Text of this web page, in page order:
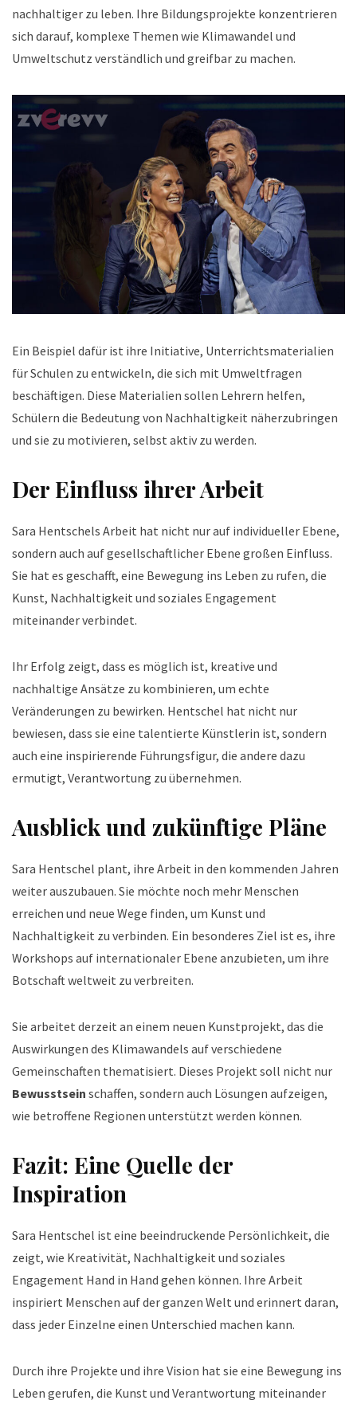
nachhaltiger zu leben. Ihre Bildungsprojekte konzentrieren
sich darauf, komplexe Themen wie Klimawandel und
Umweltschutz verständlich und greifbar zu machen.
Ein Beispiel dafür ist ihre Initiative, Unterrichtsmaterialien
für Schulen zu entwickeln, die sich mit Umweltfragen
beschäftigen. Diese Materialien sollen Lehrern helfen,
Schülern die Bedeutung von Nachhaltigkeit näherzubringen
und sie zu motivieren, selbst aktiv zu werden.
Der Einfluss ihrer Arbeit
Sara Hentschels Arbeit hat nicht nur auf individueller Ebene,
sondern auch auf gesellschaftlicher Ebene großen Einfluss.
Sie hat es geschafft, eine Bewegung ins Leben zu rufen, die
Kunst, Nachhaltigkeit und soziales Engagement
miteinander verbindet.
Ihr Erfolg zeigt, dass es möglich ist, kreative und
nachhaltige Ansätze zu kombinieren, um echte
Veränderungen zu bewirken. Hentschel hat nicht nur
bewiesen, dass sie eine talentierte Künstlerin ist, sondern
auch eine inspirierende Führungsfigur, die andere dazu
ermutigt, Verantwortung zu übernehmen.
Ausblick und zukünftige Pläne
Sara Hentschel plant, ihre Arbeit in den kommenden Jahren
weiter auszubauen. Sie möchte noch mehr Menschen
erreichen und neue Wege finden, um Kunst und
Nachhaltigkeit zu verbinden. Ein besonderes Ziel ist es, ihre
Workshops auf internationaler Ebene anzubieten, um ihre
Botschaft weltweit zu verbreiten.
Sie arbeitet derzeit an einem neuen Kunstprojekt, das die
Auswirkungen des Klimawandels auf verschiedene
Gemeinschaften thematisiert. Dieses Projekt soll nicht nur
Bewusstsein schaffen, sondern auch Lösungen aufzeigen,
wie betroffene Regionen unterstützt werden können.
Fazit: Eine Quelle der
Inspiration
Sara Hentschel ist eine beeindruckende Persönlichkeit, die
zeigt, wie Kreativität, Nachhaltigkeit und soziales
Engagement Hand in Hand gehen können. Ihre Arbeit
inspiriert Menschen auf der ganzen Welt und erinnert daran,
dass jeder Einzelne einen Unterschied machen kann.
Durch ihre Projekte und ihre Vision hat sie eine Bewegung ins
Leben gerufen, die Kunst und Verantwortung miteinander